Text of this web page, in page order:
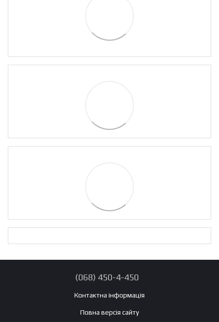
(068) 450-4-450
Контактна інформація
Повна версія сайту